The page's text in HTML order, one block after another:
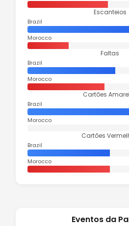
Escanteios
Brazil
Morocco
Faltas
Brazil
Morocco
Cartões
Brazil
Morocco
Cartões
Brazil
Morocco
Eventos da